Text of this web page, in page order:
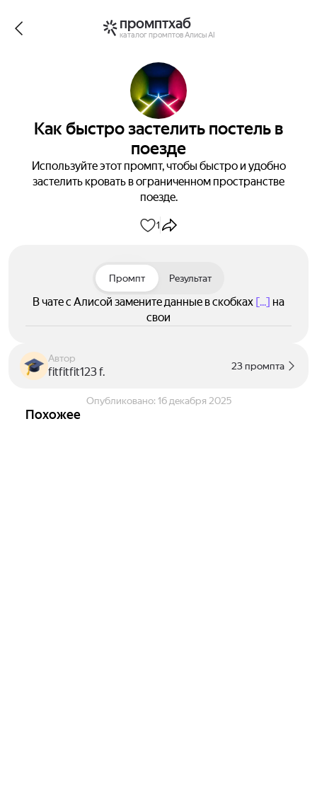
промптхаб
каталог промптов Алисы AI
Как быстро застелить постель в
поезде
Используйте этот промпт, чтобы быстро и удобно
застелить кровать в ограниченном пространстве
поезде.
1
Промпт Результат
В чате с Алисой замените данные в скобках [...] на
свои
Автор
fitfitfit123 f. 23 промпта
Опубликовано: 16 декабря 2025
Похожее